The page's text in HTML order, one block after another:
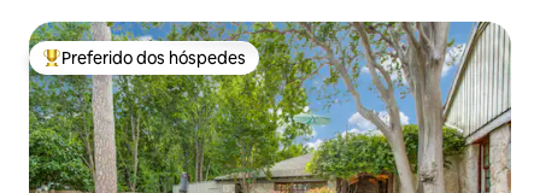
Entre os melhores preferidos dos hóspedes
Preferido dos hóspedes